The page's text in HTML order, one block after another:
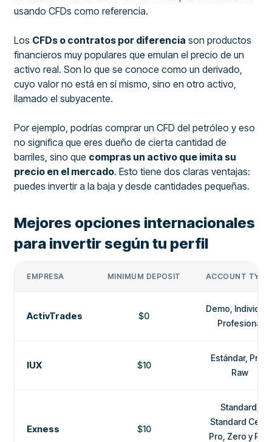
usando CFDs como referencia.
Los CFDs o contratos por diferencia son productos
financieros muy populares que emulan el precio de un
activo real. Son lo que se conoce como un derivado,
cuyo valor no está en sí mismo, sino en otro activo,
llamado el subyacente.
Por ejemplo, podrías comprar un CFD del petróleo y eso
no significa que eres dueño de cierta cantidad de
barriles, sino que compras un activo que imita su
precio en el mercado. Esto tiene dos claras ventajas:
puedes invertir a la baja y desde cantidades pequeñas.
Mejores opciones internacionales
para invertir según tu perfil
EMPRESA MINIMUM DEPOSIT ACCOUNT
ActivTrades $0
Demo,
Profesional
IUX $10
Estándar, Pro y
Raw
Exness $10
Standard,
Standard Cent,
Pro, Zero y Raw